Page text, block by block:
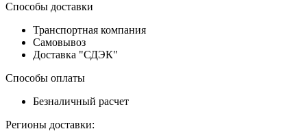
Способы доставки
Транспортная компания
Самовывоз
Доставка "СДЭК"
Способы оплаты
Безналичный расчет
Регионы доставки: